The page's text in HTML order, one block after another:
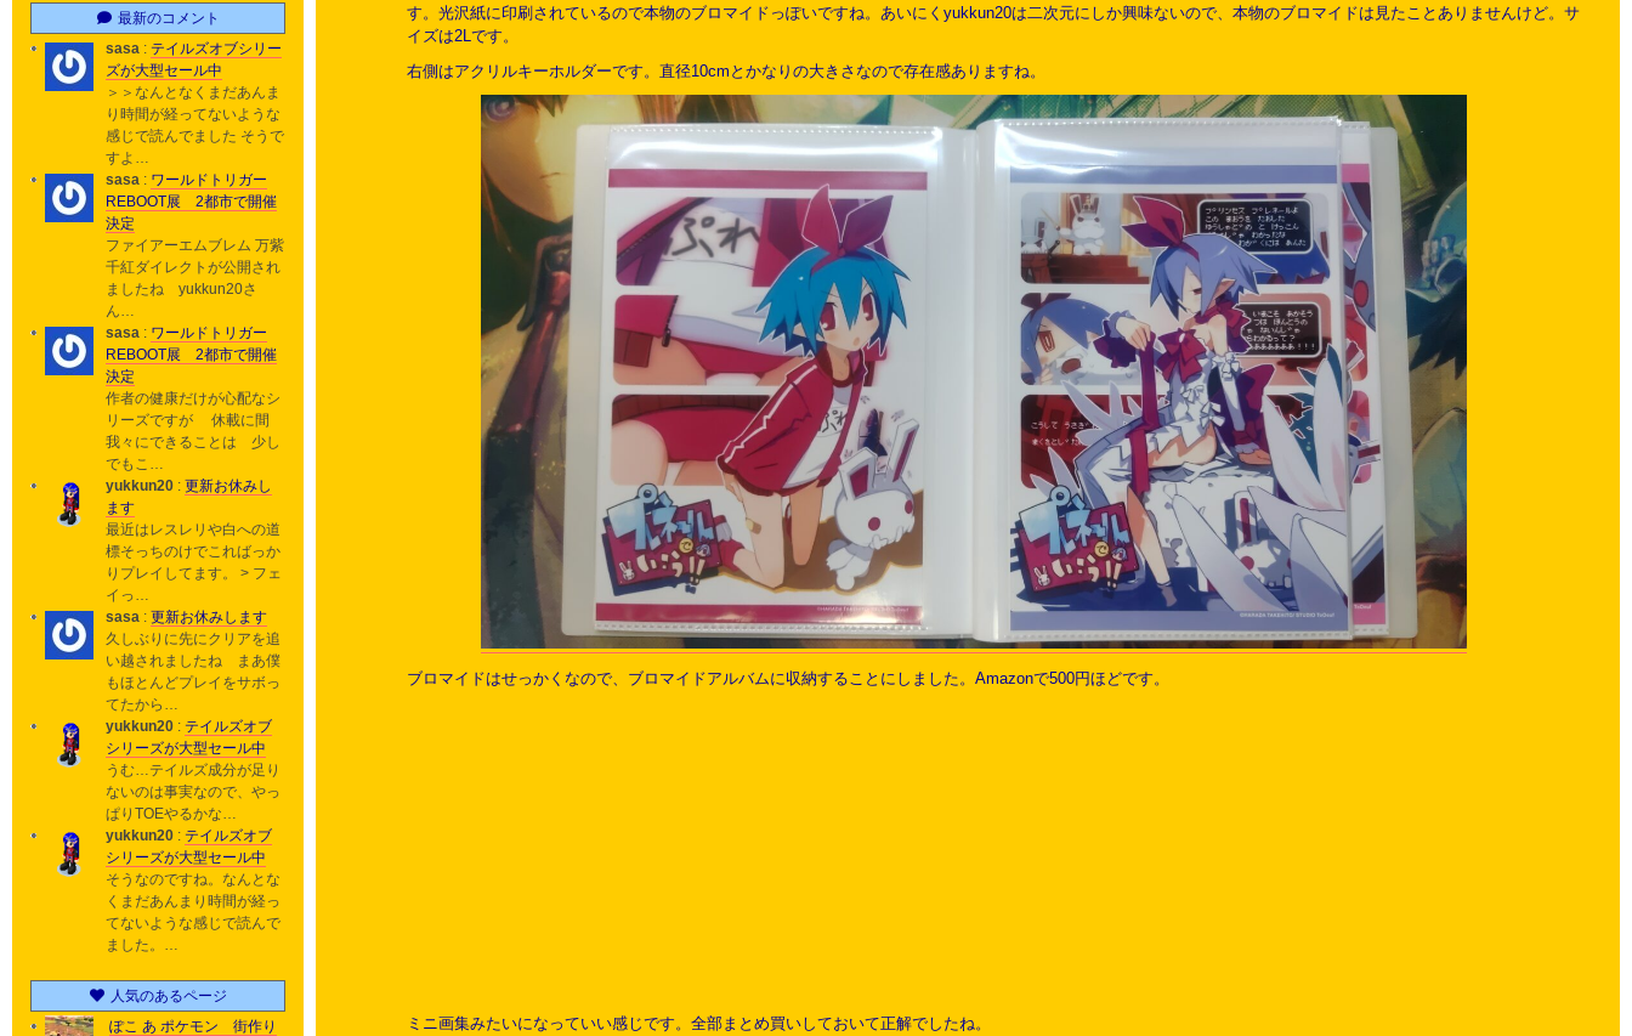
す。光沢紙に印刷されているので本物のブロマイドっぽいですね。あいにくyukkun20は二次元にしか興味ないので、本物のブロマイドは見たことありませんけど。サ
イズは2Lです。
右側はアクリルキーホルダーです。直径10cmとかなりの大きさなので存在感ありますね。
ブロマイドはせっかくなので、ブロマイドアルバムに収納することにしました。Amazonで500円ほどです。
ミニ画集みたいになっていい感じです。全部まとめ買いしておいて正解でしたね。
最新のコメント
sasa : テイルズオブシリー
ズが大型セール中
＞＞なんとなくまだあんま
り時間が経ってないような
感じで読んでました そうで
すよ…
sasa : ワールドトリガー
REBOOT展 2都市で開催
決定
ファイアーエムブレム 万紫
千紅ダイレクトが公開され
ましたね yukkun20さ
ん…
sasa : ワールドトリガー
REBOOT展 2都市で開催
決定
作者の健康だけが心配なシ
リーズですが 休載に間
我々にできることは 少し
でもこ…
yukkun20 : 更新お休みし
ます
最近はレスレリや白への道
標そっちのけでこればっか
りプレイしてます。 > フェ
イっ…
sasa : 更新お休みします
久しぶりに先にクリアを追
い越されましたね まあ僕
もほとんどプレイをサボっ
てたから…
yukkun20 : テイルズオブ
シリーズが大型セール中
うむ…テイルズ成分が足り
ないのは事実なので、やっ
ぱりTOEやるかな…
yukkun20 : テイルズオブ
シリーズが大型セール中
そうなのですね。なんとな
くまだあんまり時間が経っ
てないような感じで読んで
ました。…
人気のあるページ
ぽこ あ ポケモン 街作り